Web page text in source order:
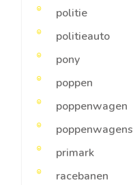
politie
politieauto
pony
poppen
poppenwagen
poppenwagens
primark
racebanen